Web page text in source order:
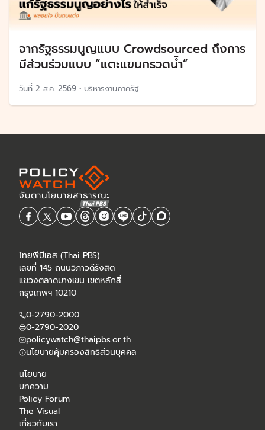
จากรัฐธรรมนูญแบบ Crowdsourced ถึงการ
มีส่วนร่วมแบบ “แตะแขนกรวดน้ำ”
วันที่ 2 ส.ค. 2569 • บริหารงานภาครัฐ
ไทยพีบีเอส (Thai PBS)
เลขที่ 145 ถนนวิภาวดีรังสิต
แขวงตลาดบางเขน เขตหลักสี่
กรุงเทพฯ 10210
0-2790-2000
0-2790-2020
policywatch@thaipbs.or.th
นโยบายคุ้มครองสิทธิส่วนบุคคล
นโยบาย
บทความ
Policy Forum
The Visual
เกี่ยวกับเรา